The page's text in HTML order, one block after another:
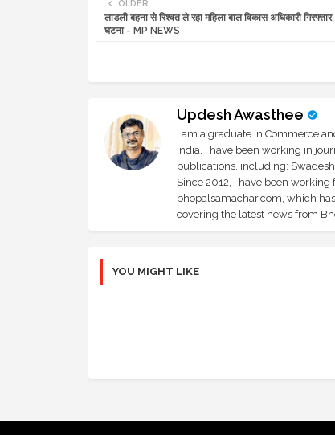
OLDER
लाडली बहना से रिश्वत ले रहा महिला बाल विकास अधिकारी
घटना - MP NEWS
Updesh Awasthee
I am a graduate in Commerce
India. I have been working in
publications, including:
Since 2012, I have been
bhopalsamachar.com, which
covering the latest news from
YOU MIGHT LIKE